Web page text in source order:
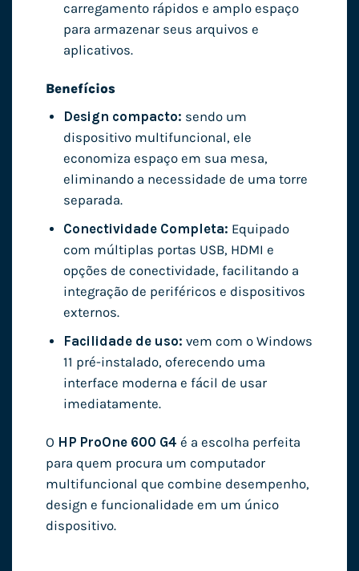
carregamento rápidos e amplo espaço
para armazenar seus arquivos e
aplicativos.
Benefícios
Design compacto: sendo um
dispositivo multifuncional, ele
economiza espaço em sua mesa,
eliminando a necessidade de uma torre
separada.
Conectividade Completa: Equipado
com múltiplas portas USB, HDMI e
opções de conectividade, facilitando a
integração de periféricos e dispositivos
externos.
Facilidade de uso: vem com o Windows
11 pré-instalado, oferecendo uma
interface moderna e fácil de usar
imediatamente.
O HP ProOne 600 G4 é a escolha perfeita
para quem procura um computador
multifuncional que combine desempenho,
design e funcionalidade em um único
dispositivo.